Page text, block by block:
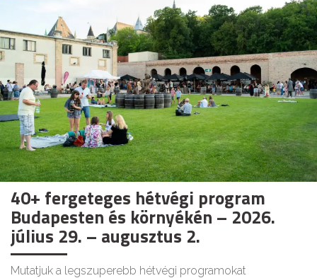
40+ fergeteges hétvégi program
Budapesten és környékén – 2026.
július 29. – augusztus 2.
Mutatjuk a legszuperebb hétvégi programokat